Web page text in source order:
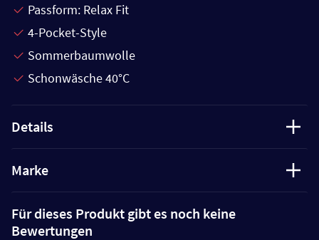
Passform: Relax Fit
4-Pocket-Style
Sommerbaumwolle
Schonwäsche 40°C
Details
Marke
Für dieses Produkt gibt es noch keine
Bewertungen